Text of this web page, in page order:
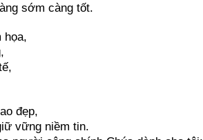
sớm càng tốt.
họa,
đẹp,
vững niềm tin.